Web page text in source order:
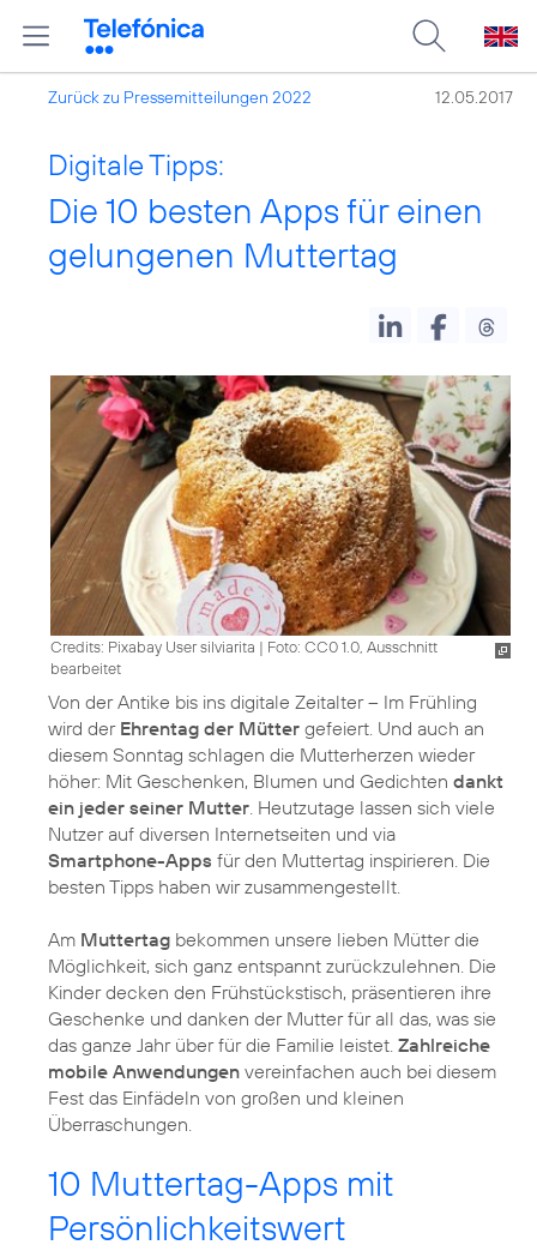
Zurück zu Pressemitteilungen 2022 12.05.2017
Digitale Tipps:
Die 10 besten Apps für einen
gelungenen Muttertag
Credits: Pixabay User silviarita | Foto: CC0 1.0, Ausschnitt
bearbeitet
Von der Antike bis ins digitale Zeitalter – Im Frühling
wird der Ehrentag der Mütter gefeiert. Und auch an
diesem Sonntag schlagen die Mutterherzen wieder
höher: Mit Geschenken, Blumen und Gedichten dankt
ein jeder seiner Mutter . Heutzutage lassen sich viele
Nutzer auf diversen Internetseiten und via
Smartphone-Apps für den Muttertag inspirieren. Die
besten Tipps haben wir zusammengestellt.
Am Muttertag bekommen unsere lieben Mütter die
Möglichkeit, sich ganz entspannt zurückzulehnen. Die
Kinder decken den Frühstückstisch, präsentieren ihre
Geschenke und danken der Mutter für all das, was sie
das ganze Jahr über für die Familie leistet. Zahlreiche
mobile Anwendungen vereinfachen auch bei diesem
Fest das Einfädeln von großen und kleinen
Überraschungen.
10 Muttertag-Apps mit
Persönlichkeitswert